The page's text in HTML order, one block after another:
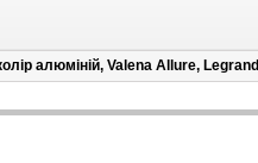
алюміній, Valena Allure, Legrand